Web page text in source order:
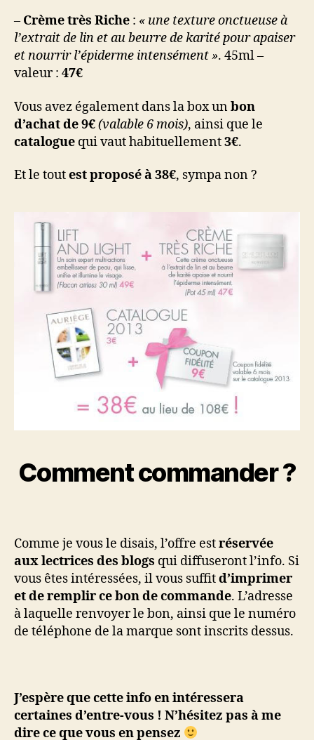
– Crème très Riche : « une texture onctueuse à
l’extrait de lin et au beurre de karité pour apaiser
et nourrir l’épiderme intensément ». 45ml –
valeur : 47€
Vous avez également dans la box unbon
d’achat de 9€(valable 6 mois), ainsi que le
catalogue qui vaut habituellement3€.
Et le toutest proposé à 38€, sympa non ?
Comment commander ?
Comme je vous le disais, l’offre estréservée
aux lectrices des blogs qui diffuseront l’info. Si
vous êtes intéressées, il vous suffitd’imprimer
et de remplir ce bon de commande. L’adresse
à laquelle renvoyer le bon, ainsi que le numéro
de téléphone de la marque sont inscrits dessus.
J’espère que cette info en intéressera
certaines d’entre-vous ! N’hésitez pas à me
dire ce que vous en pensez